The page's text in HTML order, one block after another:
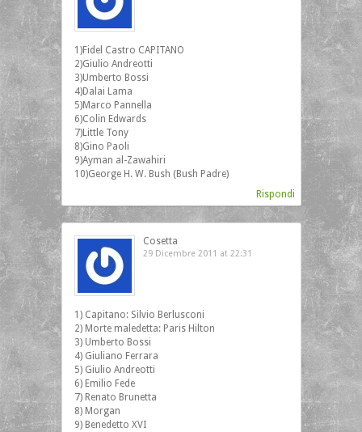
1)Fidel Castro CAPITANO
2)Giulio Andreotti
3)Umberto Bossi
4)Dalai Lama
5)Marco Pannella
6)Colin Edwards
7)Little Tony
8)Gino Paoli
9)Ayman al-Zawahiri
10)George H. W. Bush (Bush Padre)
Rispondi
Cosetta
29 Dicembre 2011 at 22:31
1) Capitano: Silvio Berlusconi
2) Morte maledetta: Paris Hilton
3) Umberto Bossi
4) Giuliano Ferrara
5) Giulio Andreotti
6) Emilio Fede
7) Renato Brunetta
8) Morgan
9) Benedetto XVI